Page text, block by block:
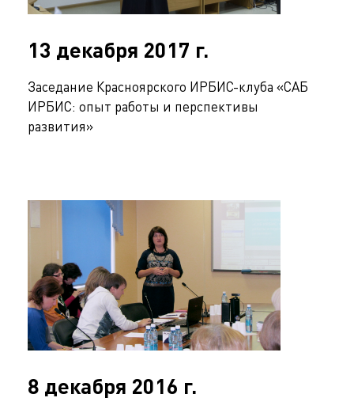
13 декабря 2017 г.
Заседание Красноярского ИРБИС-клуба «САБ
ИРБИС: опыт работы и перспективы
развития»
8 декабря 2016 г.